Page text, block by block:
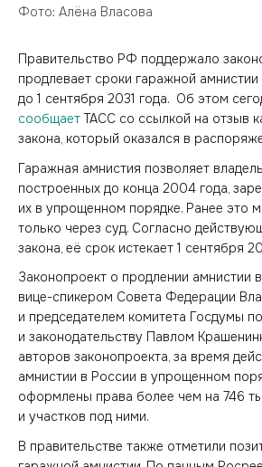
Фото: Алёна Власова
Правительство РФ поддержало
продлевает сроки гаражной
до 1 сентября 2031 года. Об этом
сообщаетТАСС со ссылкой на отзыв
закона, который оказался в
Гаражная амнистия позволяет
построенных до конца 2004 года,
их в упрощенном порядке. Ранее это
только через суд. Согласно
закона, её срок истекает 1 сентября
Законопроект о продлении амнистии
вице-спикером Совета Федерации
и председателем комитета Госдумы
и законодательству Павлом
авторов законопроекта, за время
амнистии в России в упрощенном
оформлены права более чем на 746
и участков под ними.
В правительстве также отметили